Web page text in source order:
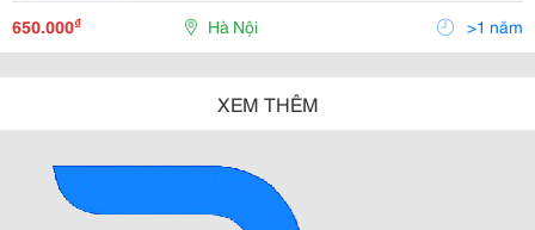
Ngồi Ok 750K/Cái Cho Người Lớn Có Thể Đặt
650.000₫ Hà Nội >1 năm
XEM THÊM